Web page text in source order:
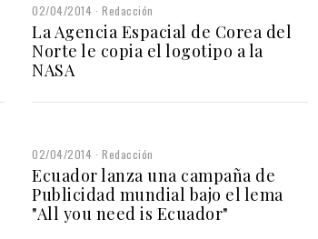
02/04/2014 Redacción
La Agencia Espacial de Corea del
Norte le copia el logotipo a la
NASA
02/04/2014 Redacción
Ecuador lanza una campaña de
Publicidad mundial bajo el lema
"All you need is Ecuador"